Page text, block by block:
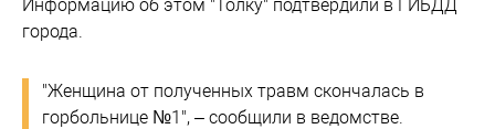
Информацию об этом "Толку" подтвердили в ГИБДД
города.
"Женщина от полученных травм скончалась в
горбольнице №1", – сообщили в ведомстве.